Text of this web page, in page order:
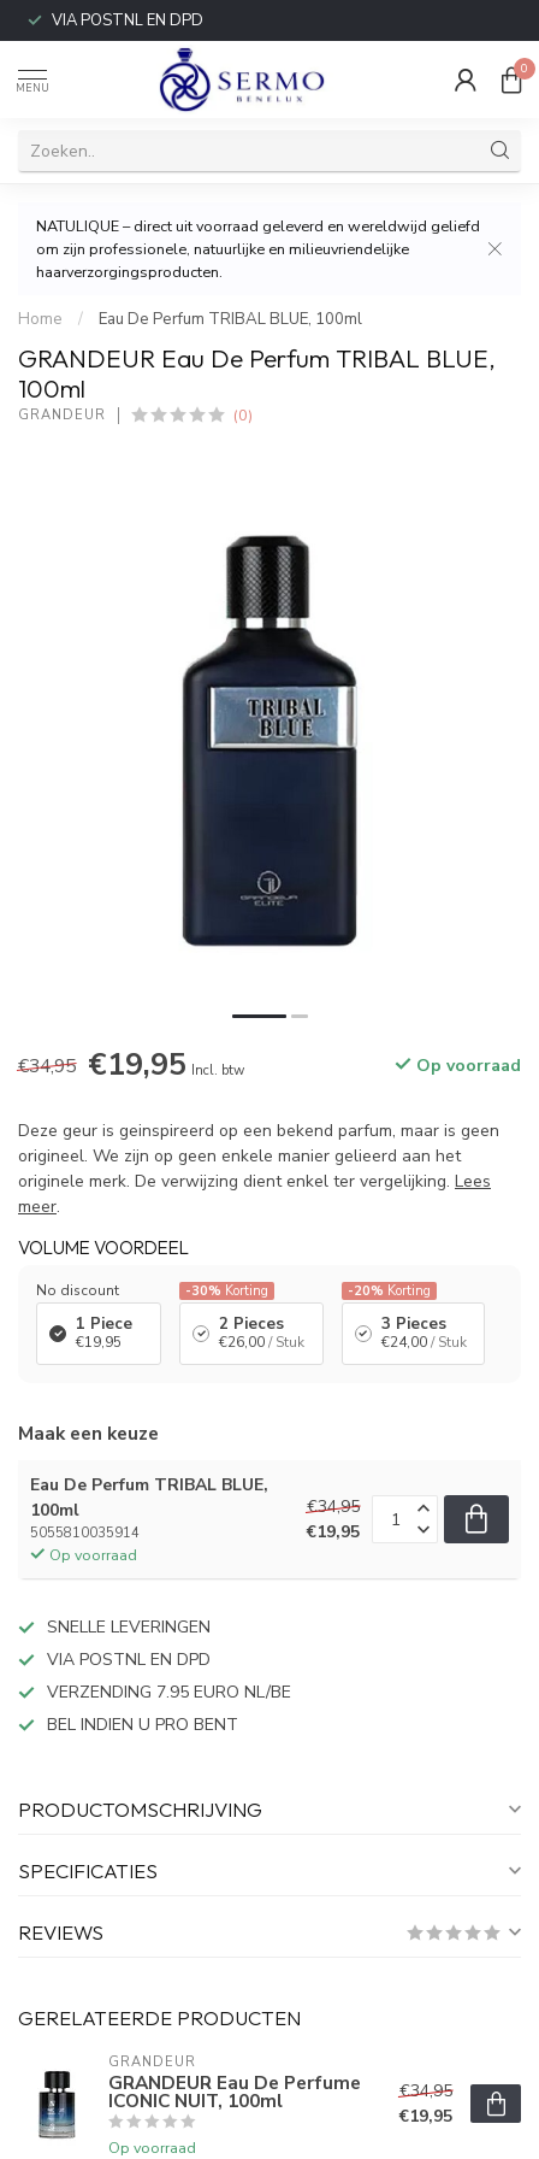
VIA POSTNL EN DPD
MENU
0
NATULIQUE – direct uit voorraad geleverd en wereldwijd geliefd
om zijn professionele, natuurlijke en milieuvriendelijke
haarverzorgingsproducten.
Home / Eau De Perfum TRIBAL BLUE, 100ml
GRANDEUR Eau De Perfum TRIBAL BLUE,
100ml
GRANDEUR (0)
€34,95 €19,95 Incl. btw Op voorraad
Deze geur is geinspireerd op een bekend parfum, maar is geen
origineel. We zijn op geen enkele manier gelieerd aan het
originele merk. De verwijzing dient enkel ter vergelijking. Lees
meer.
VOLUME VOORDEEL
No discount
1 Piece
€19,95
-30% Korting
2 Pieces
€26,00 / Stuk
-20% Korting
3 Pieces
€24,00 / Stuk
Maak een keuze
Eau De Perfum TRIBAL BLUE,
100ml
5055810035914
Op voorraad
€34,95
€19,95
SNELLE LEVERINGEN
VIA POSTNL EN DPD
VERZENDING 7.95 EURO NL/BE
BEL INDIEN U PRO BENT
PRODUCTOMSCHRIJVING
SPECIFICATIES
REVIEWS
GERELATEERDE PRODUCTEN
GRANDEUR
GRANDEUR Eau De Perfume
ICONIC NUIT, 100ml
Op voorraad
€34,95
€19,95